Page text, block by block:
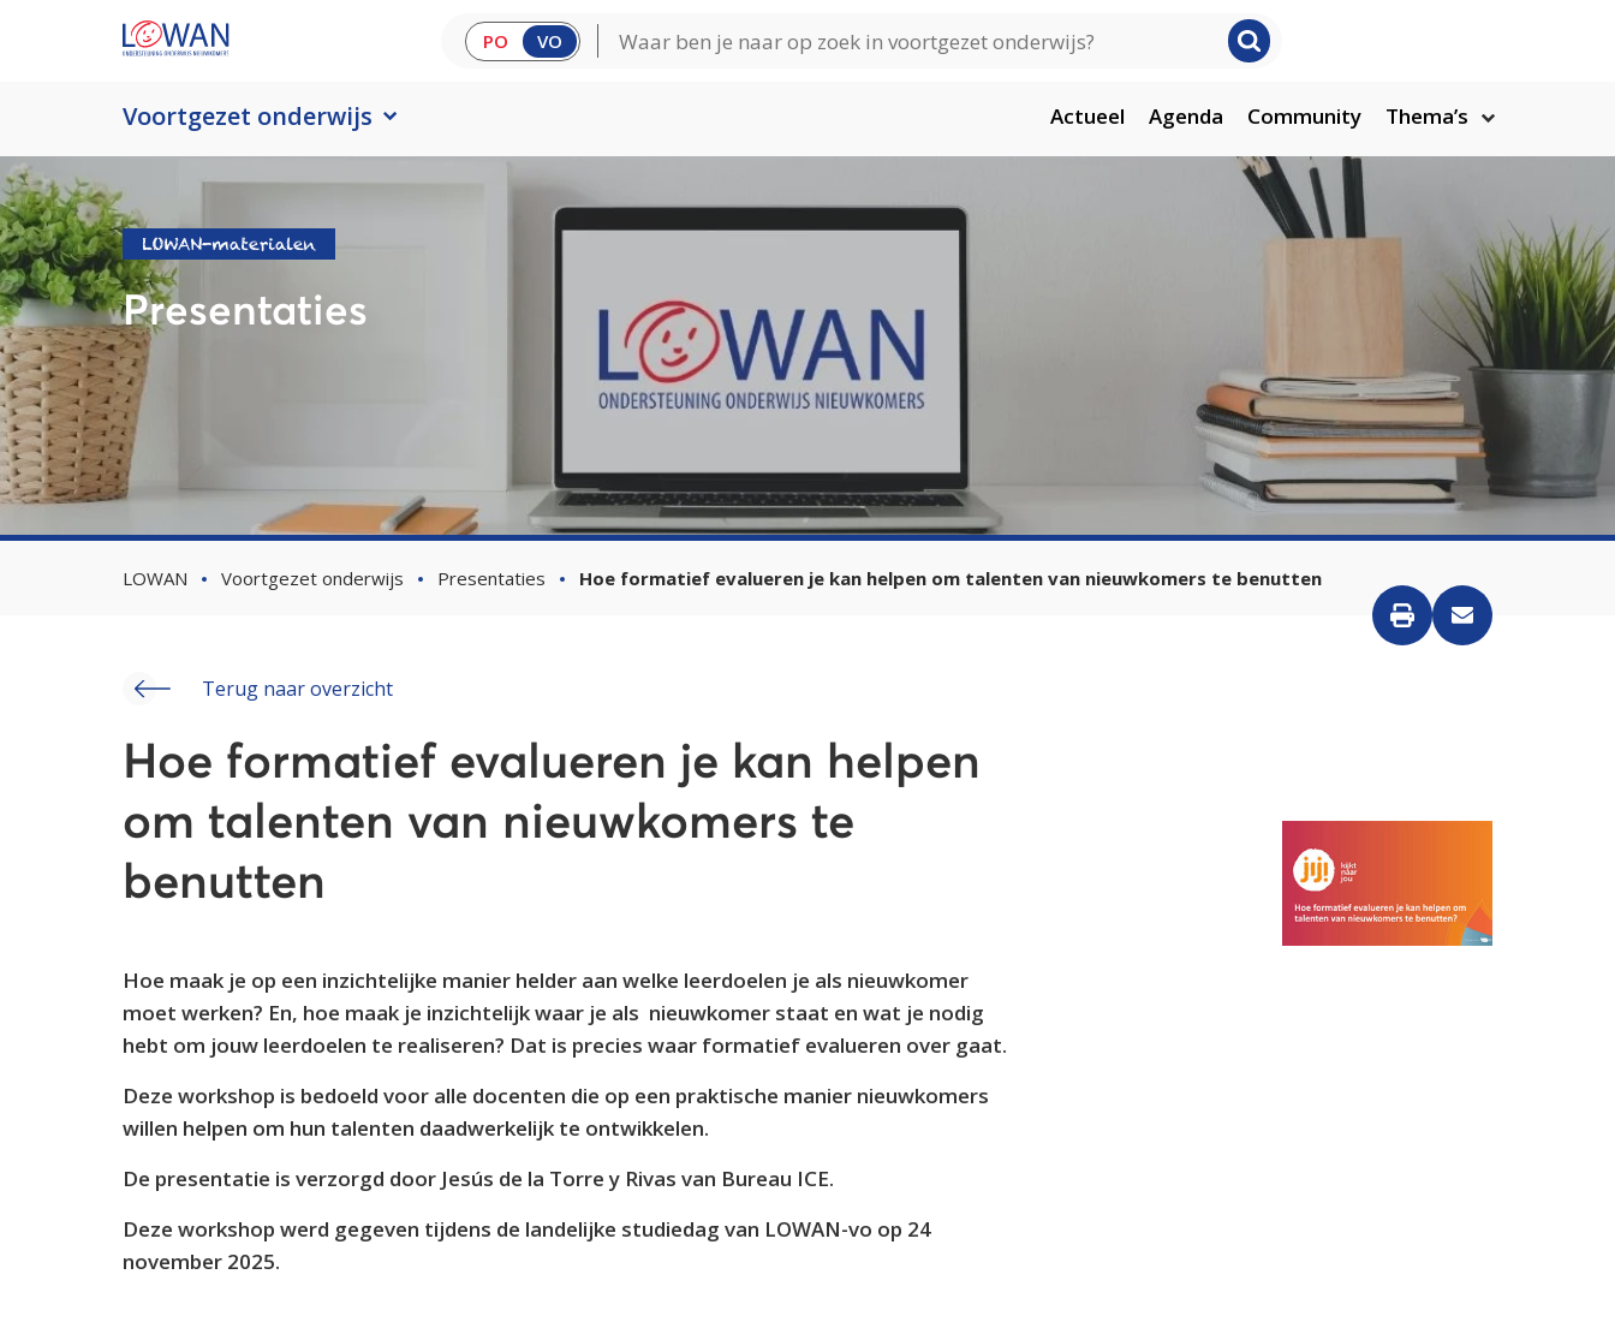
PO VO
Voortgezet onderwijs Actueel Agenda Community Thema’s
LOWAN-materialen
Presentaties
LOWAN Voortgezet onderwijs Presentaties Hoe formatief evalueren je kan helpen om talenten van nieuwkomers te benutten
Terug naar overzicht
Hoe formatief evalueren je kan helpen
om talenten van nieuwkomers te
benutten
Hoe maak je op een inzichtelijke manier helder aan welke leerdoelen je als nieuwkomer
moet werken? En, hoe maak je inzichtelijk waar je als nieuwkomer staat en wat je nodig
hebt om jouw leerdoelen te realiseren? Dat is precies waar formatief evalueren over gaat.
Deze workshop is bedoeld voor alle docenten die op een praktische manier nieuwkomers
willen helpen om hun talenten daadwerkelijk te ontwikkelen.
De presentatie is verzorgd door Jesús de la Torre y Rivas van Bureau ICE.
Deze workshop werd gegeven tijdens de landelijke studiedag van LOWAN-vo op 24
november 2025.